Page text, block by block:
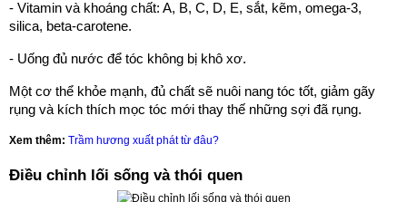
- Vitamin và khoáng chất: A, B, C, D, E, sắt, kẽm, omega-3,
silica, beta-carotene.
- Uống đủ nước để tóc không bị khô xơ.
Một cơ thể khỏe mạnh, đủ chất sẽ nuôi nang tóc tốt, giảm gãy
rụng và kích thích mọc tóc mới thay thế những sợi đã rụng.
Xem thêm: Trầm hương xuất phát từ đâu?
Điều chỉnh lối sống và thói quen